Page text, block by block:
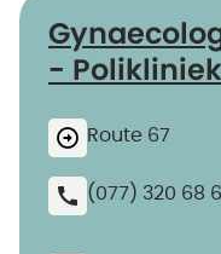
-
Route 67
(077) 320 68